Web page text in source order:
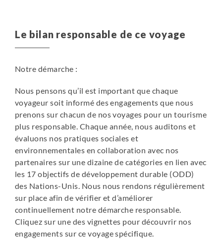
Le bilan responsable de ce voyage
Notre démarche :
Nous pensons qu’il est important que chaque
voyageur soit informé des engagements que nous
prenons sur chacun de nos voyages pour un tourisme
plus responsable. Chaque année, nous auditons et
évaluons nos pratiques sociales et
environnementales en collaboration avec nos
partenaires sur une dizaine de catégories en lien avec
les 17 objectifs de développement durable (ODD)
des Nations-Unis. Nous nous rendons régulièrement
sur place afin de vérifier et d’améliorer
continuellement notre démarche responsable.
Cliquez sur une des vignettes pour découvrir nos
engagements sur ce voyage spécifique.